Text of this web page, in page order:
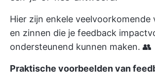
Hier zijn enkele veelvoorkomende
en zinnen die je feedback
ondersteunend kunnen maken. 👥
Praktische voorbeelden van